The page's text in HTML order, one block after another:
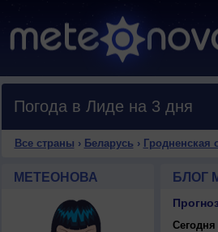
Погода в Лиде на 3 дня
Все страны › Беларусь › Гродненская
МЕТЕОНОВА БЛОГ